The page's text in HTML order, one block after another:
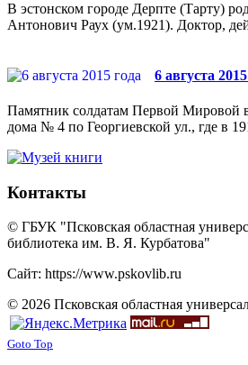
В эстонском городе Дерпте (Тарту)
Антонович Раух (ум.1921). Доктор,
6 августа
Памятник солдатам Первой Мировой
дома № 4 по Георгиевской ул., где в
Контакты
© ГБУК "Псковская областная
библиотека им. В. Я. Курбатова"
Сайт: https://www.pskovlib.ru
© 2026 Псковская областная
Goto Top